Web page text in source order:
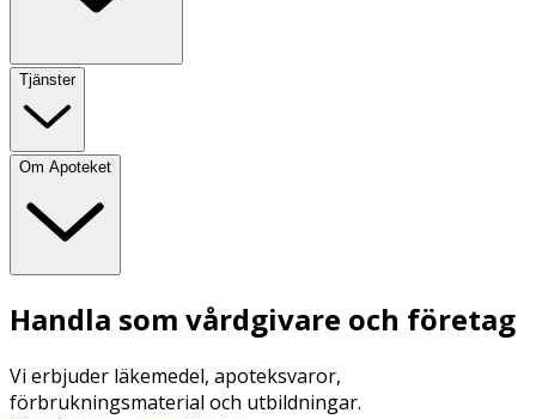
Tjänster
Om Apoteket
Handla som vårdgivare och företag
Vi erbjuder läkemedel, apoteksvaror,
förbrukningsmaterial och utbildningar.